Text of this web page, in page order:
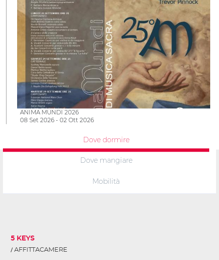
ANIMA MUNDI 2026
08 Set 2026 - 02 Ott 2026
Dove dormire
Dove mangiare
Mobilità
5 KEYS
AFFITTACAMERE